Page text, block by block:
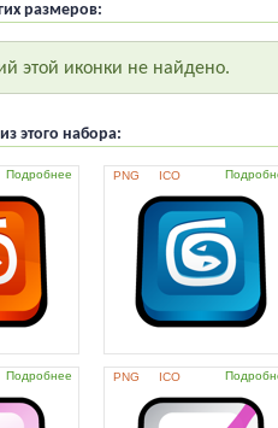
размеров:
этой иконки не найдено.
этого набора:
Подробнее PNG ICO
Подробнее PNG ICO